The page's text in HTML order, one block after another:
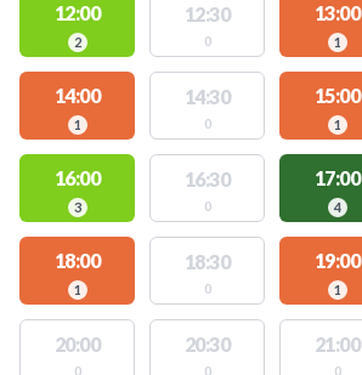
12:00
2
12:30
0
13:00
1
14:00
1
14:30
0
15:00
1
16:00
3
16:30
0
17:00
4
18:00
1
18:30
0
19:00
1
20:00
0
20:30
0
21:00
0